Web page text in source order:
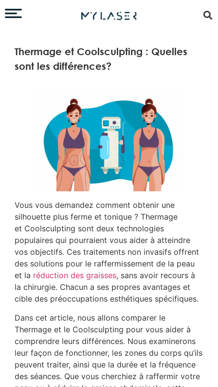
Thermage et Coolsculpting : Quelles
sont les différences?
Vous vous demandez comment obtenir une
silhouette plus ferme et tonique ? Thermage
et Coolsculpting sont deux technologies
populaires qui pourraient vous aider à atteindre
vos objectifs. Ces traitements non invasifs offrent
des solutions pour le raffermissement de la peau
et la réduction des graisses, sans avoir recours à
la chirurgie. Chacun a ses propres avantages et
cible des préoccupations esthétiques spécifiques.
Dans cet article, nous allons comparer le
Thermage et le Coolsculpting pour vous aider à
comprendre leurs différences. Nous examinerons
leur façon de fonctionner, les zones du corps qu’ils
peuvent traiter, ainsi que la durée et la fréquence
des séances. Que vous cherchiez à raffermir votre